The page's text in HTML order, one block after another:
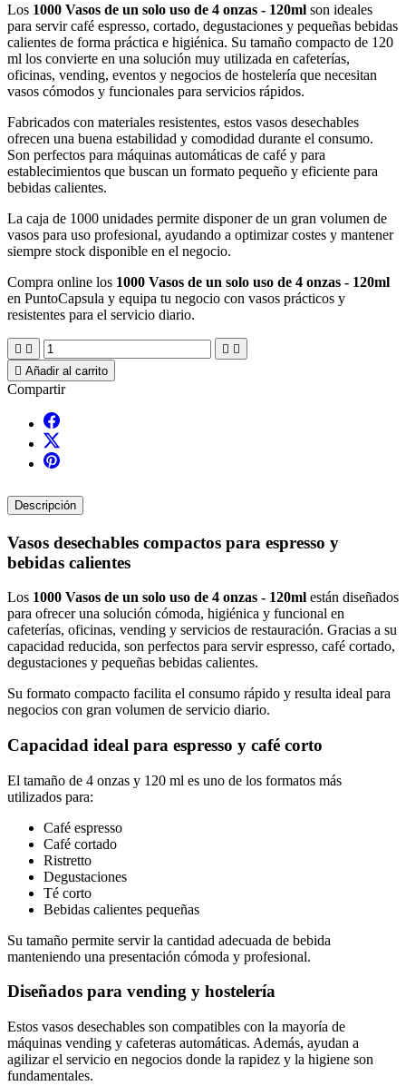
Los 1000 Vasos de un solo uso de 4 onzas - 120ml son ideales
para servir café espresso, cortado, degustaciones y pequeñas bebidas
calientes de forma práctica e higiénica. Su tamaño compacto de 120
ml los convierte en una solución muy utilizada en cafeterías,
oficinas, vending, eventos y negocios de hostelería que necesitan
vasos cómodos y funcionales para servicios rápidos.
Fabricados con materiales resistentes, estos vasos desechables
ofrecen una buena estabilidad y comodidad durante el consumo.
Son perfectos para máquinas automáticas de café y para
establecimientos que buscan un formato pequeño y eficiente para
bebidas calientes.
La caja de 1000 unidades permite disponer de un gran volumen de
vasos para uso profesional, ayudando a optimizar costes y mantener
siempre stock disponible en el negocio.
Compra online los 1000 Vasos de un solo uso de 4 onzas - 120ml
en PuntoCapsula y equipa tu negocio con vasos prácticos y
resistentes para el servicio diario.
   
 Añadir al carrito
Compartir
Descripción
Vasos desechables compactos para espresso y
bebidas calientes
Los 1000 Vasos de un solo uso de 4 onzas - 120ml están diseñados
para ofrecer una solución cómoda, higiénica y funcional en
cafeterías, oficinas, vending y servicios de restauración. Gracias a su
capacidad reducida, son perfectos para servir espresso, café cortado,
degustaciones y pequeñas bebidas calientes.
Su formato compacto facilita el consumo rápido y resulta ideal para
negocios con gran volumen de servicio diario.
Capacidad ideal para espresso y café corto
El tamaño de 4 onzas y 120 ml es uno de los formatos más
utilizados para:
Café espresso
Café cortado
Ristretto
Degustaciones
Té corto
Bebidas calientes pequeñas
Su tamaño permite servir la cantidad adecuada de bebida
manteniendo una presentación cómoda y profesional.
Diseñados para vending y hostelería
Estos vasos desechables son compatibles con la mayoría de
máquinas vending y cafeteras automáticas. Además, ayudan a
agilizar el servicio en negocios donde la rapidez y la higiene son
fundamentales.